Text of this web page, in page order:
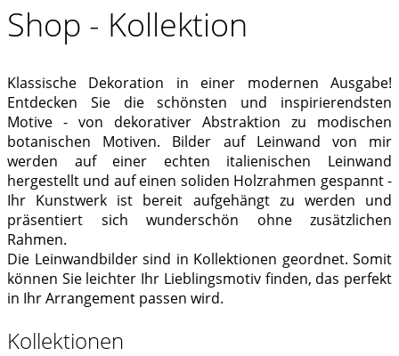
Shop - Kollektion
Klassische Dekoration in einer modernen Ausgabe!
Entdecken Sie die schönsten und inspirierendsten
Motive - von dekorativer Abstraktion zu modischen
botanischen Motiven. Bilder auf Leinwand von mir
werden auf einer echten italienischen Leinwand
hergestellt und auf einen soliden Holzrahmen gespannt -
Ihr Kunstwerk ist bereit aufgehängt zu werden und
präsentiert sich wunderschön ohne zusätzlichen
Rahmen.
Die Leinwandbilder sind in Kollektionen geordnet. Somit
können Sie leichter Ihr Lieblingsmotiv finden, das perfekt
in Ihr Arrangement passen wird.
Kollektionen